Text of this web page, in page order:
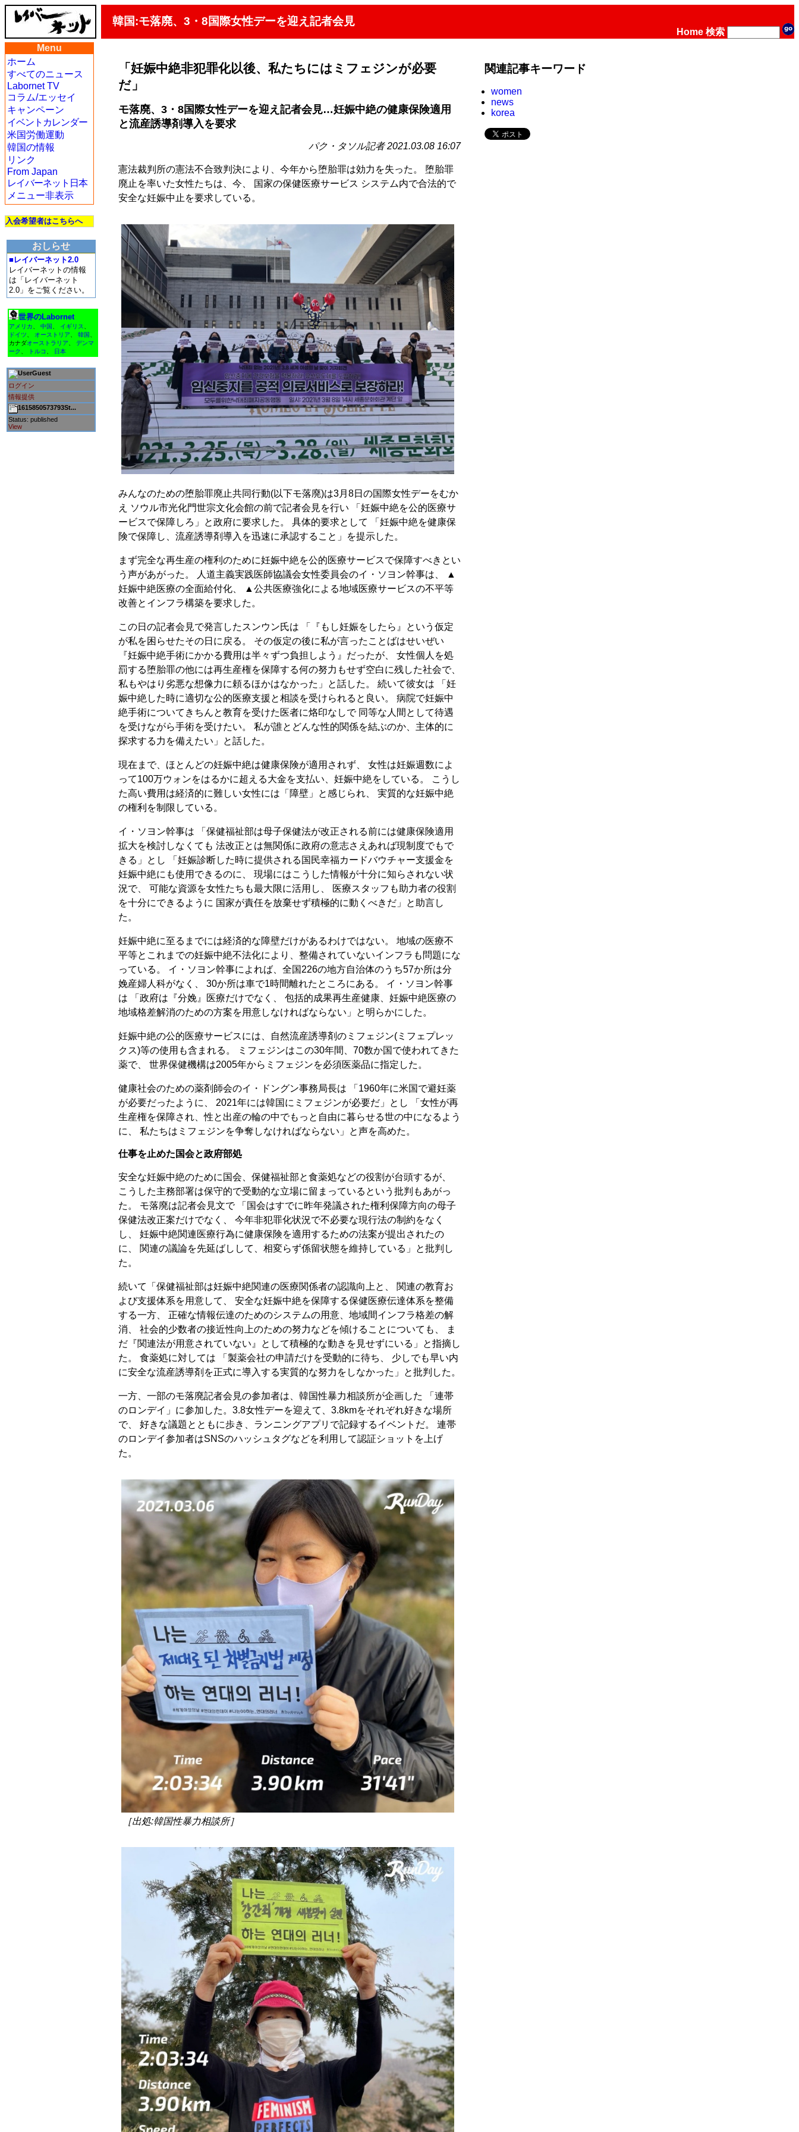
韓国:モ落廃、3・8国際女性デーを迎え記者会見
Home 検索
Menu
ホーム
すべてのニュース
Labornet TV
コラム/エッセイ
キャンペーン
イベントカレンダー
米国労働運動
韓国の情報
リンク
From Japan
レイバーネット日本
メニュー非表示
入会希望者はこちらへ
おしらせ
■レイバーネット2.0
レイバーネットの情報
は「レイバーネット
2.0」をご覧ください。
世界のLabornet
アメリカ 中国 イギリス
ドイツ
オーストリア 韓国
カナダオーストラリア
デンマ
ーク
トルコ 日本
Guest
ログイン
情報提供
1615850573793St...
Status: published
View
「妊娠中絶非犯罪化以後、私たちにはミフェジンが必要
だ」
モ落廃、3・8国際女性デーを迎え記者会見…妊娠中絶の健康保険適用
と流産誘導剤導入を要求
パク・タソル記者 2021.03.08 16:07
憲法裁判所の憲法不合致判決により、今年から堕胎罪は効力を失った。 堕胎罪
廃止を率いた女性たちは、今、 国家の保健医療サービス システム内で合法的で
安全な妊娠中止を要求している。
みんなのための堕胎罪廃止共同行動(以下モ落廃)は3月8日の国際女性デーをむか
え ソウル市光化門世宗文化会館の前で記者会見を行い 「妊娠中絶を公的医療サ
ービスで保障しろ」と政府に要求した。 具体的要求として 「妊娠中絶を健康保
険で保障し、流産誘導剤導入を迅速に承認すること」を提示した。
まず完全な再生産の権利のために妊娠中絶を公的医療サービスで保障すべきとい
う声があがった。 人道主義実践医師協議会女性委員会のイ・ソヨン幹事は、 ▲
妊娠中絶医療の全面給付化、 ▲公共医療強化による地域医療サービスの不平等
改善とインフラ構築を要求した。
この日の記者会見で発言したスンウン氏は 「『もし妊娠をしたら』という仮定
が私を困らせたその日に戻る。 その仮定の後に私が言ったことばはせいぜい
『妊娠中絶手術にかかる費用は半々ずつ負担しよう』だったが、 女性個人を処
罰する堕胎罪の他には再生産権を保障する何の努力もせず空白に残した社会で、
私もやはり劣悪な想像力に頼るほかはなかった」と話した。 続いて彼女は 「妊
娠中絶した時に適切な公的医療支援と相談を受けられると良い。 病院で妊娠中
絶手術についてきちんと教育を受けた医者に烙印なしで 同等な人間として待遇
を受けながら手術を受けたい。 私が誰とどんな性的関係を結ぶのか、主体的に
探求する力を備えたい」と話した。
現在まで、ほとんどの妊娠中絶は健康保険が適用されず、 女性は妊娠週数によ
って100万ウォンをはるかに超える大金を支払い、妊娠中絶をしている。 こうし
た高い費用は経済的に難しい女性には「障壁」と感じられ、 実質的な妊娠中絶
の権利を制限している。
イ・ソヨン幹事は 「保健福祉部は母子保健法が改正される前には健康保険適用
拡大を検討しなくても 法改正とは無関係に政府の意志さえあれば現制度でもで
きる」とし 「妊娠診断した時に提供される国民幸福カードバウチャー支援金を
妊娠中絶にも使用できるのに、 現場にはこうした情報が十分に知らされない状
況で、 可能な資源を女性たちも最大限に活用し、 医療スタッフも助力者の役割
を十分にできるように 国家が責任を放棄せず積極的に動くべきだ」と助言し
た。
妊娠中絶に至るまでには経済的な障壁だけがあるわけではない。 地域の医療不
平等とこれまでの妊娠中絶不法化により、整備されていないインフラも問題にな
っている。 イ・ソヨン幹事によれば、全国226の地方自治体のうち57か所は分
娩産婦人科がなく、 30か所は車で1時間離れたところにある。 イ・ソヨン幹事
は 「政府は『分娩』医療だけでなく、 包括的成果再生産健康、妊娠中絶医療の
地域格差解消のための方案を用意しなければならない」と明らかにした。
妊娠中絶の公的医療サービスには、自然流産誘導剤のミフェジン(ミフェプレッ
クス)等の使用も含まれる。 ミフェジンはこの30年間、70数か国で使われてきた
薬で、 世界保健機構は2005年からミフェジンを必須医薬品に指定した。
健康社会のための薬剤師会のイ・ドングン事務局長は 「1960年に米国で避妊薬
が必要だったように、 2021年には韓国にミフェジンが必要だ」とし 「女性が再
生産権を保障され、性と出産の輪の中でもっと自由に暮らせる世の中になるよう
に、 私たちはミフェジンを争奪しなければならない」と声を高めた。
仕事を止めた国会と政府部処
安全な妊娠中絶のために国会、保健福祉部と食薬処などの役割が台頭するが、
こうした主務部署は保守的で受動的な立場に留まっているという批判もあがっ
た。 モ落廃は記者会見文で 「国会はすでに昨年発議された権利保障方向の母子
保健法改正案だけでなく、 今年非犯罪化状況で不必要な現行法の制約をなく
し、 妊娠中絶関連医療行為に健康保険を適用するための法案が提出されたの
に、 関連の議論を先延ばしして、相変らず係留状態を維持している」と批判し
た。
続いて「保健福祉部は妊娠中絶関連の医療関係者の認識向上と、 関連の教育お
よび支援体系を用意して、 安全な妊娠中絶を保障する保健医療伝達体系を整備
する一方、 正確な情報伝達のためのシステムの用意、地域間インフラ格差の解
消、 社会的少数者の接近性向上のための努力などを傾けることについても、 ま
だ『関連法が用意されていない』として積極的な動きを見せずにいる」と指摘し
た。 食薬処に対しては 「製薬会社の申請だけを受動的に待ち、 少しでも早い内
に安全な流産誘導剤を正式に導入する実質的な努力をしなかった」と批判した。
一方、一部のモ落廃記者会見の参加者は、韓国性暴力相談所が企画した 「連帯
のロンデイ」に参加した。3.8女性デーを迎えて、3.8kmをそれぞれ好きな場所
で、 好きな議題とともに歩き、ランニングアプリで記録するイベントだ。 連帯
のロンデイ参加者はSNSのハッシュタグなどを利用して認証ショットを上げ
た。
［出処:韓国性暴力相談所］
関連記事キーワード
women
news
korea